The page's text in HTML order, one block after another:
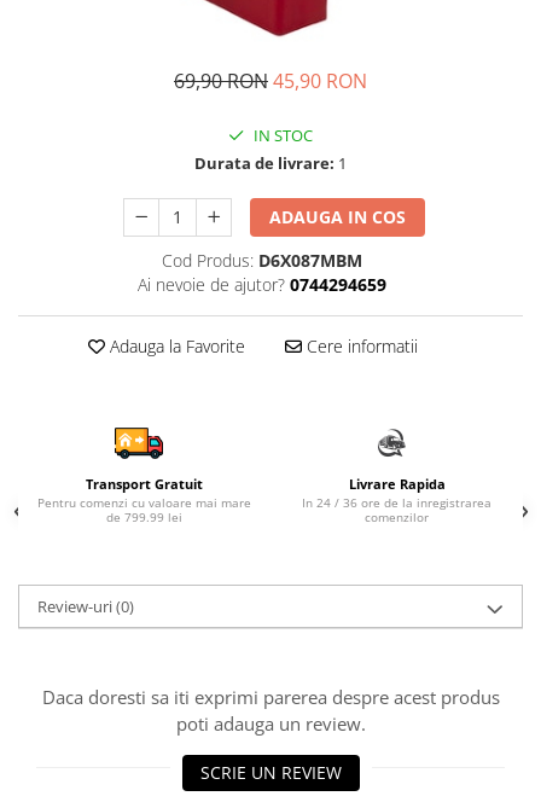
Aspiratoare nazale si accesorii
Creme si lotiuni de corp copii
Olite si reductoare WC
Sampon si balsam copii
Sapun & Gel de dus copii
Ulei de corp copii
Arme de jucarie
Ateliere si bancuri de lucru
Bucatarii copii
Casute de papusi si mobilier
Cuburi si caramizi
jucarie
Frumusete, bijuterii si accesorii
69,90 RON45,90 RON
IN STOC
Durata de livrare: 1
ADAUGA IN COS
Cod Produs: D6X087MBM
Ai nevoie de ajutor? 0744294659
Adauga la Favorite Cere informatii
Transport Gratuit
Pentru comenzi cu valoare mai mare
de 799.99 lei
Livrare Rapida
In 24 / 36 ore de la inregistrarea
comenzilor
Review-uri(0)
Daca doresti sa iti exprimi parerea despre acest produs
poti adauga un review.
SCRIE UN REVIEW